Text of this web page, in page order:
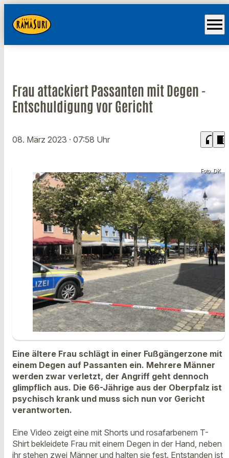
menu
Frau attackiert Passanten mit Degen -
Entschuldigung vor Gericht
08. März 2023 · 07:58 Uhr headphones chrome_reader_mode
Foto: DK
Eine ältere Frau schlägt in einer Fußgängerzone mit
einem Degen auf Passanten ein. Mehrere Männer
werden zwar verletzt, der Angriff geht dennoch
glimpflich aus. Die 66-Jährige aus der Oberpfalz ist
psychisch krank und muss sich nun vor Gericht
verantworten.
Eine Video zeigt eine mit Shorts und rosafarbenem T-
Shirt bekleidete Frau mit einem Degen in der Hand, neben
ihr stehen zwei Männer und halten sie fest. Entstanden ist